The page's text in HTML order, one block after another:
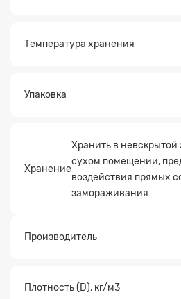
Температура хранения
Упаковка
Хранение
Хранить в невскрытой
сухом помещении,
воздействия прямых
замораживания
Производитель
Плотность (D), кг/м3